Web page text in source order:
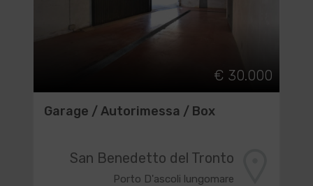
€ 30.000
Garage / Autorimessa / Box
San Benedetto del Tronto
Porto D'ascoli lungomare